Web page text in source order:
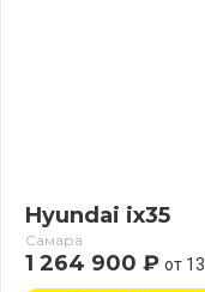
Hyundai ix35
Самара
1 264 900 ₽ от